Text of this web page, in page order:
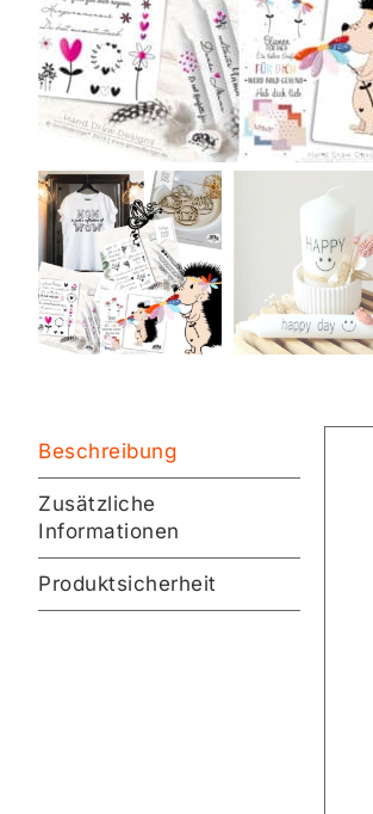
Beschreibung
Zusätzliche
Informationen
Produktsicherheit